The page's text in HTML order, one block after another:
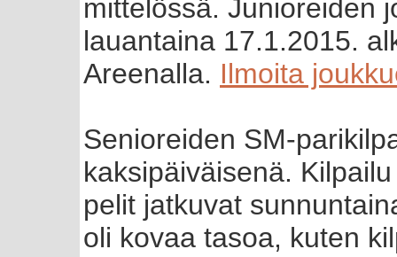
mittelössä. Junioreiden
lauantaina 17.1.2015.
Areenalla. Ilmoita
Senioreiden SM-
kaksipäiväisenä.
pelit jatkuvat
oli kovaa tasoa, kuten